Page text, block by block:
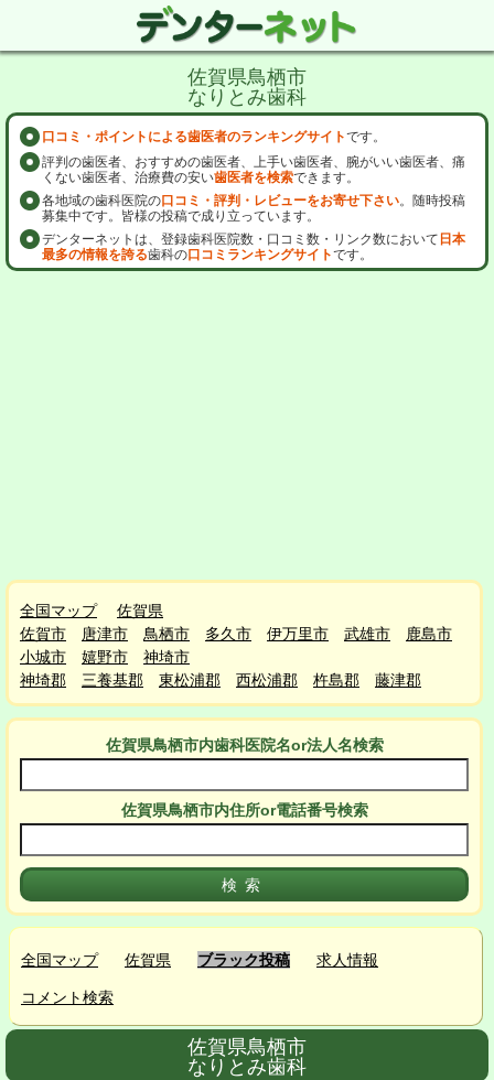
佐賀県鳥栖市
なりとみ歯科
口コミ・ポイントによる歯医者のランキングサイトです。
評判の歯医者、おすすめの歯医者、上手い歯医者、腕がいい歯医者、痛
くない歯医者、治療費の安い歯医者を検索できます。
各地域の歯科医院の口コミ・評判・レビューをお寄せ下さい。随時投稿
募集中です。皆様の投稿で成り立っています。
デンターネットは、登録歯科医院数・口コミ数・リンク数において 日本
最多の情報を誇る歯科の口コミランキングサイトです。
全国マップ
佐賀県
佐賀市
唐津市 鳥栖市 多久市 伊万里市 武雄市
鹿島市
小城市
嬉野市
神埼市
神埼郡
三養基郡 東松浦郡 西松浦郡 杵島郡 藤津郡
佐賀県鳥栖市内歯科医院名or法人名検索
佐賀県鳥栖市内住所or電話番号検索
全国マップ 佐賀県 ブラック投稿 求人情報
コメント検索
佐賀県鳥栖市
なりとみ歯科